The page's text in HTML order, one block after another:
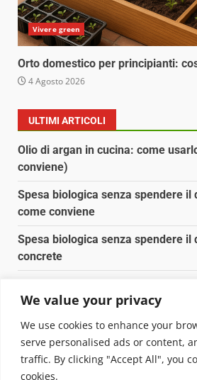
We value your privacy
We use cookies to enhance your
serve personalised ads or content,
traffic. By clicking "Accept All", you
cookies.
Vivere green
Orto domestico per principianti:
4 Agosto 2026
ULTIMI ARTICOLI
Olio di argan in cucina: come
conviene)
Spesa biologica senza spendere il
come conviene
Spesa biologica senza spendere il
concrete
Pulizia naturale della casa: 3
sostituiscono 10 prodotti chimici
Copyright © 2025 Biopianeta.it